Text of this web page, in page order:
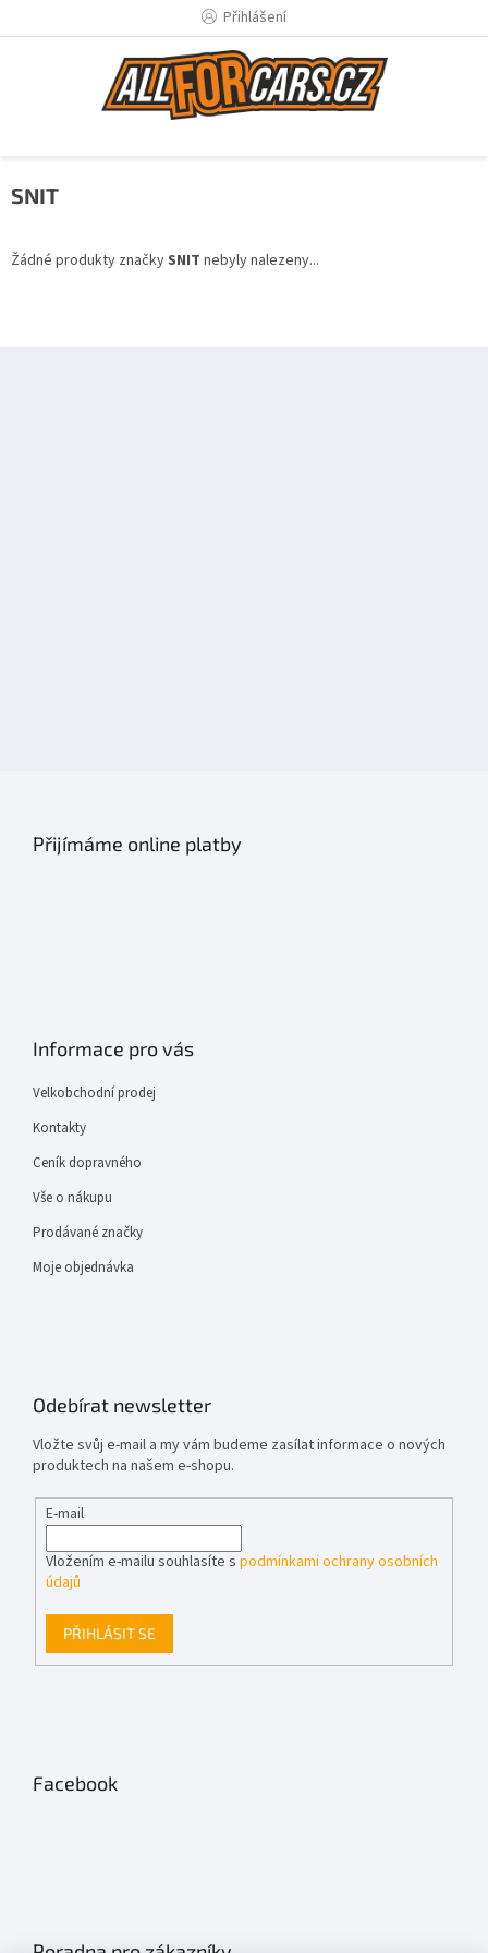
Přihlášení
SNIT
Žádné produkty značkySNIT nebyly nalezeny...
Přijímáme online platby
Informace pro vás
Velkobchodní prodej
Kontakty
Ceník dopravného
Vše o nákupu
Prodávané značky
Moje objednávka
Odebírat newsletter
Vložte svůj e-mail a my vám budeme zasílat informace o nových
produktech na našem e-shopu.
E-mail
Vložením e-mailu souhlasíte s podmínkami ochrany osobních
údajů
PŘIHLÁSIT SE
Facebook